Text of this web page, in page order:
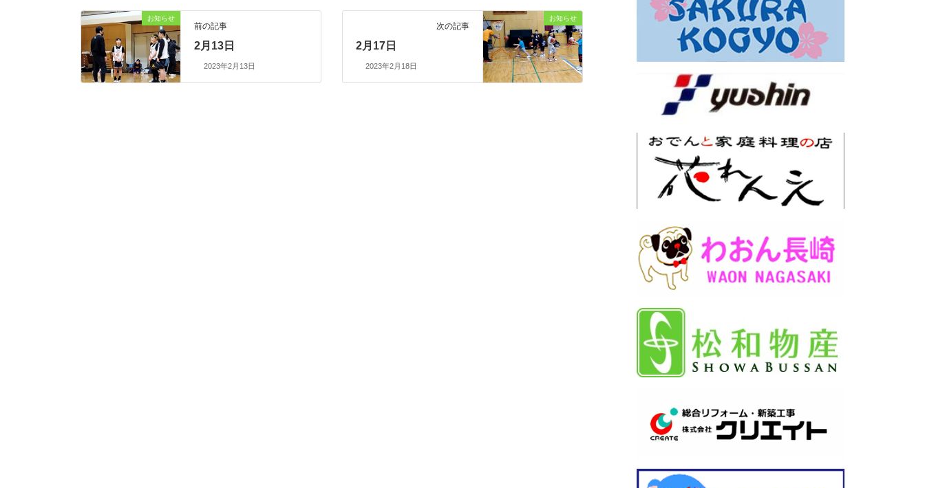
お知らせ
前の記事
2月13日
2023年2月13日
お知らせ
次の記事
2月17日
2023年2月18日